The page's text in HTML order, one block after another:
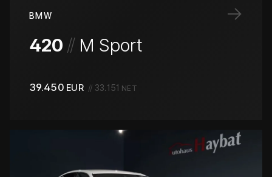
→
BMW
420 // M Sport
39.450 EUR // 33.151 NET